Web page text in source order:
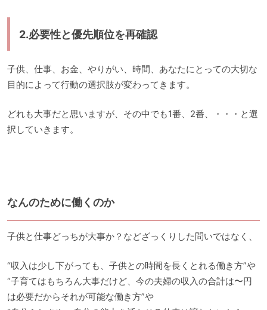
2.必要性と優先順位を再確認
子供、仕事、お金、やりがい、時間、あなたにとっての大切な
目的によって行動の選択肢が変わってきます。
どれも大事だと思いますが、その中でも1番、2番、・・・と選
択していきます。
なんのために働くのか
子供と仕事どっちが大事か？などざっくりした問いではなく、
“収入は少し下がっても、子供との時間を長くとれる働き方”や
“子育てはもちろん大事だけど、今の夫婦の収入の合計は〜円
は必要だからそれが可能な働き方”や